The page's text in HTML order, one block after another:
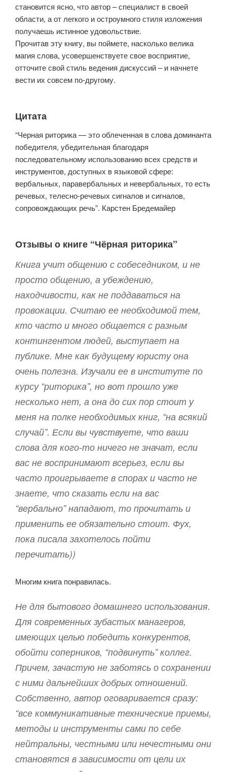
становится ясно, что автор – специалист в своей
области, а от легкого и остроумного стиля изложения
получаешь истинное удовольствие.
Прочитав эту книгу, вы поймете, насколько велика
магия слова, усовершенствуете свое восприятие,
отточите свой стиль ведения дискуссий – и начнете
вести их совсем по-другому.
Цитата
“Черная риторика — это облеченная в слова доминанта
победителя, убедительная благодаря
последовательному использованию всех средств и
инструментов, доступных в языковой сфере:
вербальных, паравербальных и невербальных, то есть
речевых, телесно-речевых сигналов и сигналов,
сопровождающих речь”. Карстен Бредемайер
Отзывы о книге “Чёрная риторика”
Книга учит общению с собеседником, и не
просто общению, а убеждению,
находчивости, как не поддаваться на
провокации. Считаю ее необходимой тем,
кто часто и много общается с разным
контингентом людей, выступает на
публике. Мне как будущему юристу она
очень полезна. Изучали ее в институте по
курсу “риторика”, но вот прошло уже
несколько нет, а она до сих пор стоит у
меня на полке необходимых книг, “на всякий
случай”. Если вы чувствуете, что ваши
слова для кого-то ничего не значат, если
вас не воспринимают всерьез, если вы
часто проигрываете в спорах и часто не
знаете, что сказать если на вас
“вербально” нападают, то прочитать и
применить ее обязательно стоит. Фух,
пока писала захотелось пойти
перечитать))
Многим книга понравилась.
Не для бытового домашнего использования.
Для современных зубастых манагеров,
имеющих целью победить конкурентов,
обойти соперников, “подвинуть” коллег.
Причем, зачастую не заботясь о сохранении
с ними дальнейших добрых отношений.
Собственно, автор оговаривается сразу:
“все коммуникативные технические приемы,
методы и инструменты сами по себе
нейтральны, честными или нечестными они
становятся в зависимости от цели их